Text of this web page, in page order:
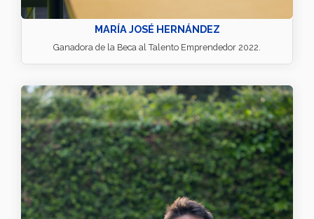
MARÍA JOSÉ HERNÁNDEZ
Ganadora de la Beca al Talento Emprendedor 2022.